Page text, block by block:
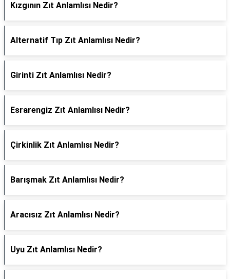
Kızgının Zıt Anlamlısı Nedir?
Alternatif Tıp Zıt Anlamlısı Nedir?
Girinti Zıt Anlamlısı Nedir?
Esrarengiz Zıt Anlamlısı Nedir?
Çirkinlik Zıt Anlamlısı Nedir?
Barışmak Zıt Anlamlısı Nedir?
Aracısız Zıt Anlamlısı Nedir?
Uyu Zıt Anlamlısı Nedir?